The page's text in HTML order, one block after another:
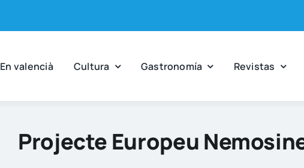
En valen­cià Cul­tu­ra Gas­tro­no­mía Revis­tas
Projecte Europeu